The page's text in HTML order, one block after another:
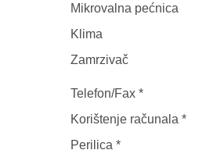
Mikrovalna pećnica
Klima
Zamrzivač
Telefon/Fax *
Korištenje računala *
Perilica *